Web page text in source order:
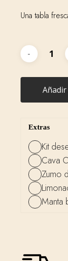
Una tabla
Extras
Kit
Cava
Zumo
Manta